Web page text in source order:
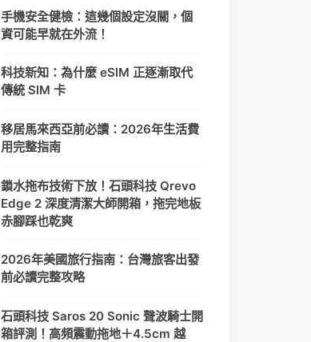
手機安全健檢：這幾個設定沒關，個
資可能早就在外流！
科技新知：為什麼 eSIM 正逐漸取代
傳統 SIM 卡
移居馬來西亞前必讀：2026年生活費
用完整指南
鎖水拖布技術下放！石頭科技 Qrevo
Edge 2 深度清潔大師開箱，拖完地板
赤腳踩也乾爽
2026年美國旅行指南：台灣旅客出發
前必讀完整攻略
石頭科技 Saros 20 Sonic 聲波騎士開
箱評測！高頻震動拖地＋4.5cm 越